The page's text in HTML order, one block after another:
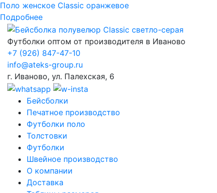
Поло женское Classic оранжевое
Подробнее
Футболки оптом от производителя в Иваново
+7 (926) 847-47-10
info@ateks-group.ru
г. Иваново, ул. Палехская, 6
Бейсболки
Печатное производство
Футболки поло
Толстовки
Футболки
Швейное производство
О компании
Доставка